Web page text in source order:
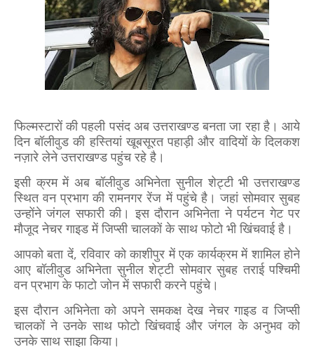
फिल्मस्टारों की पहली पसंद अब उत्तराखण्ड बनता जा रहा है। आये
दिन बॉलीवुड की हस्तियां खूबसूरत पहाड़ी और वादियों के दिलकश
नज़ारे लेने उत्तराखण्ड पहुंच रहे है।
इसी क्रम में अबबॉलीवुड अभिनेतासुनील शेट्टी भी उत्तराखण्ड
स्थितवन प्रभाग की रामनगर रेंज मेंपहुंचे है। जहांसोमवार सुबह
उन्होंने जंगल सफारी की। इस दौरान अभिनेता ने पर्यटन गेट पर
मौजूद नेचर गाइड में जिप्सी चालकों के साथ फोटो भी खिंचवाई है।
आपको बता दें, रविवार को काशीपुर में एक कार्यक्रम में शामिल होने
आए बॉलीवुड अभिनेता सुनील शेट्टी सोमवार सुबह तराई पश्चिमी
वन प्रभाग के फाटो जोन में सफारी करने पहुंचे।
इस दौरान अभिनेता को अपने समकक्ष देख नेचर गाइड व जिप्सी
चालकों ने उनके साथ फोटो खिंचवाई और जंगल के अनुभव को
उनके साथ साझा किया।